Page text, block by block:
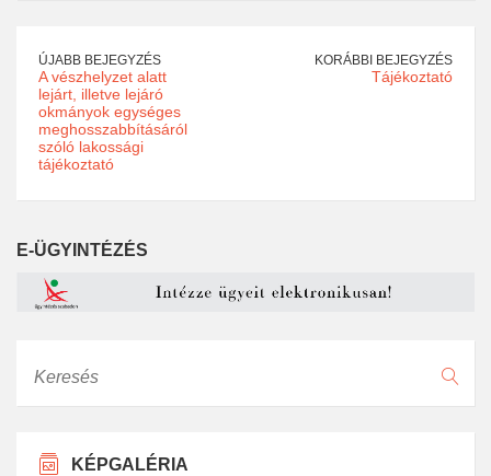
ÚJABB BEJEGYZÉS
A vészhelyzet alatt
lejárt, illetve lejáró
okmányok egységes
meghosszabbításáról
szóló lakossági
tájékoztató
KORÁBBI BEJEGYZÉS
Tájékoztató
E-ÜGYINTÉZÉS
KÉPGALÉRIA